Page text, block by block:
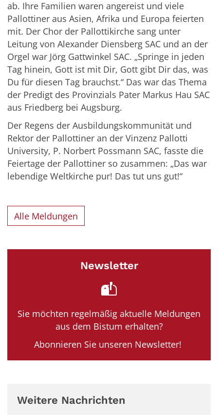
ab. Ihre Familien waren angereist und viele
Pallottiner aus Asien, Afrika und Europa feierten
mit. Der Chor der Pallottikirche sang unter
Leitung von Alexander Diensberg SAC und an der
Orgel war Jörg Gattwinkel SAC. „Springe in jeden
Tag hinein, Gott ist mit Dir, Gott gibt Dir das, was
Du für diesen Tag brauchst.“ Das war das Thema
der Predigt des Provinzials Pater Markus Hau SAC
aus Friedberg bei Augsburg.
Der Regens der Ausbildungskommunität und
Rektor der Pallottiner an der Vinzenz Pallotti
University, P. Norbert Possmann SAC, fasste die
Feiertage der Pallottiner so zusammen: „Das war
lebendige Weltkirche pur! Das tut uns gut!“
Alle Meldungen
Newsletter
Sie möchten regelmäßig aktuelle Meldungen
aus dem Bistum erhalten?
Abonnieren Sie unseren Newsletter!
Weitere Nachrichten